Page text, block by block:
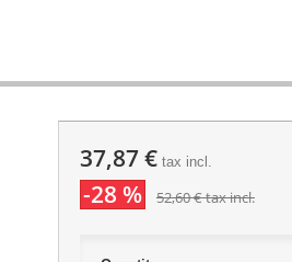
37,87 €tax incl.
-28 % 52,60 €tax incl.